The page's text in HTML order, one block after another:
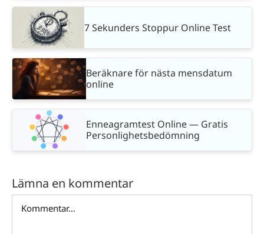
7 Sekunders Stoppur Online Test
Beräknare för nästa mensdatum
online
Enneagramtest Online — Gratis
Personlighetsbedömning
Lämna en kommentar
Kommentar